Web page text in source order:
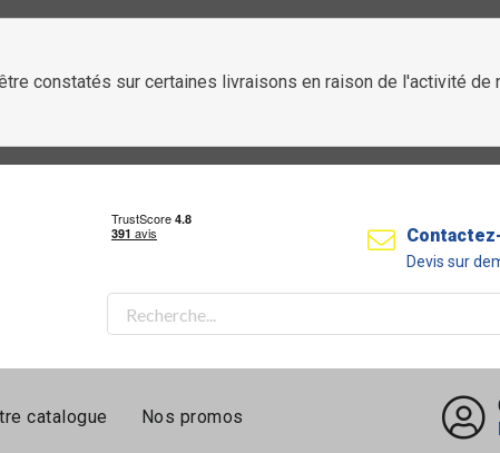
constatés sur certaines livraisons en raison de l'activité
Devis sur
catalogue Nos promos